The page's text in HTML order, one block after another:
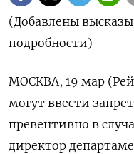
(Добавлены
подробности)
МОСКВА, 19 мар
могут ввести
превентивно в
директор